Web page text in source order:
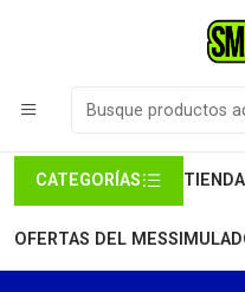
CATEGORÍAS TIENDA
OFERTAS DEL MES